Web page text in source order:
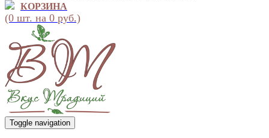
КОРЗИНА
(0 шт. на 0 руб.)
Toggle navigation